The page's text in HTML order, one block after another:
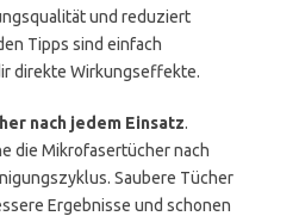
und reduziert
Tipps sind einfach
direkte Wirkungseffekte.
nach jedem Einsatz.
die Mikrofasertücher nach
Saubere Tücher
Ergebnisse und schonen